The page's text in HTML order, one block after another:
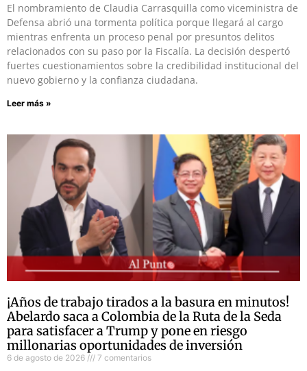
El nombramiento de Claudia Carrasquilla como viceministra de
Defensa abrió una tormenta política porque llegará al cargo
mientras enfrenta un proceso penal por presuntos delitos
relacionados con su paso por la Fiscalía. La decisión despertó
fuertes cuestionamientos sobre la credibilidad institucional del
nuevo gobierno y la confianza ciudadana.
Leer más »
¡Años de trabajo tirados a la basura en minutos!
Abelardo saca a Colombia de la Ruta de la Seda
para satisfacer a Trump y pone en riesgo
millonarias oportunidades de inversión
6 de agosto de 2026 7 comentarios